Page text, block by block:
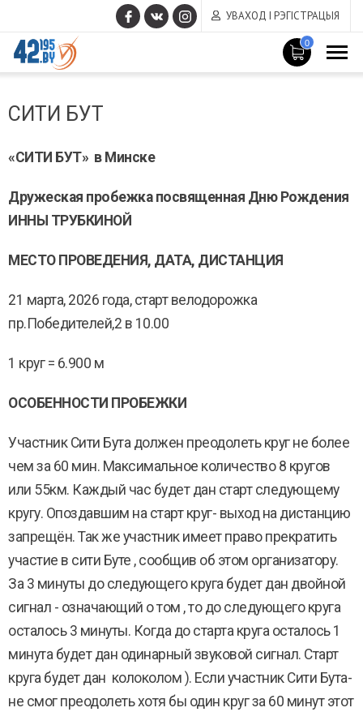
УВАХОД І РЭГІСТРАЦЫЯ
0
MAIN
CONTENT
14,
СИТИ БУТ
«СИТИ БУТ» в Минске
Дружеская пробежка посвященная Дню Рождения
ИННЫ ТРУБКИНОЙ
МЕСТО ПРОВЕДЕНИЯ, ДАТА, ДИСТАНЦИЯ
21 марта, 2026 года, старт велодорожка
пр.Победителей,2 в 10.00
1 круг = 6.900 м
ОСОБЕННОСТИ ПРОБЕЖКИ
Участник Сити Бута должен преодолеть круг не более
чем за 60 мин. Максимальное количество 8 кругов
или 55км. Каждый час будет дан старт следующему
кругу. Опоздавшим на старт круг- выход на дистанцию
запрещён. Так же участник имеет право прекратить
участие в сити Буте , сообщив об этом организатору.
За 3 минуты до следующего круга будет дан двойной
сигнал - означающий о том , то до следующего круга
осталось 3 минуты. Когда до старта круга осталось 1
минута будет дан одинарный звуковой сигнал. Старт
круга будет дан колоколом ). Если участник Сити Бута-
не смог преодолеть хотя бы один круг за 60 минут этот